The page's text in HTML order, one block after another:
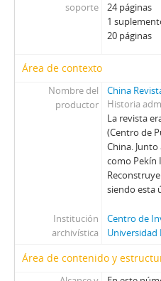
QR - La Quinta Rueda
REC - Revista el
S - Solidaridad
V - Vea
VC - Vía Chilena
ZZ - Zig-Zag
soporte
24 páginas
1
20 páginas
Área de contexto
Nombre del
productor
China
Historia
La revista
(Centro de
China.
como Pekín
siendo esta
Institución
archivística
Centro de
Universidad
Área de contenido y